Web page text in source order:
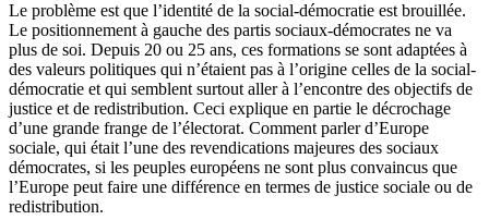
Le problème est que l’identité de la social-démocratie est brouillée.
Le positionnement à gauche des partis sociaux-démocrates ne va
plus de soi. Depuis 20 ou 25 ans, ces formations se sont adaptées à
des valeurs politiques qui n’étaient pas à l’origine celles de la social-
démocratie et qui semblent surtout aller à l’encontre des objectifs de
justice et de redistribution. Ceci explique en partie le décrochage
d’une grande frange de l’électorat. Comment parler d’Europe
sociale, qui était l’une des revendications majeures des sociaux
démocrates, si les peuples européens ne sont plus convaincus que
l’Europe peut faire une différence en termes de justice sociale ou de
redistribution.